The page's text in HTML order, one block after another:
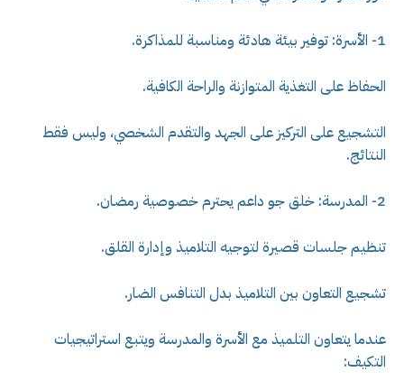
1- الأسرة: توفير بيئة هادئة ومناسبة للمذاكرة.
الحفاظ على التغذية المتوازنة والراحة الكافية.
التشجيع على التركيز على الجهد والتقدم الشخصي، وليس فقط
النتائج.
2- المدرسة: خلق جو داعم يحترم خصوصية رمضان.
تنظيم جلسات قصيرة لتوجيه التلاميذ وإدارة القلق.
تشجيع التعاون بين التلاميذ بدل التنافس الضار.
عندما يتعاون التلميذ مع الأسرة والمدرسة ويتبع استراتيجيات
التكيف: